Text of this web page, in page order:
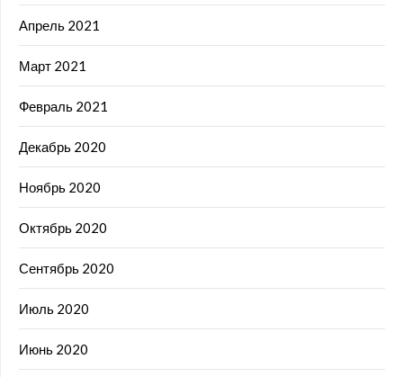
Апрель 2021
Март 2021
Февраль 2021
Декабрь 2020
Ноябрь 2020
Октябрь 2020
Сентябрь 2020
Июль 2020
Июнь 2020